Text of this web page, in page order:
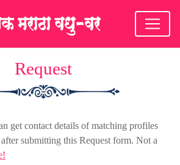
Request
get contact details of matching profiles
submitting this Request form. Not a